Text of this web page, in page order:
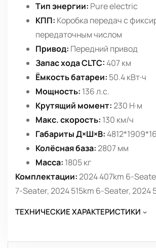
Тип энергии: Pure electric
КПП: Коробка передач с
передаточным числом
Привод: Передний привод
Запас хода CLTC: 407 км
Ёмкость батареи: 50.4 кВт·ч
Мощность: 136 л.с.
Крутящий момент:230 Н·м
Макс. скорость: 130 км/ч
Габариты Д×Ш×В:
Колёсная база:2807 мм
Масса: 1805 кг
Комплектации:2024 407km 6-
7-Seater, 2024 515km 6-Seater, 2024
ТЕХНИЧЕСКИЕ ХАРАКТЕРИСТИКИ